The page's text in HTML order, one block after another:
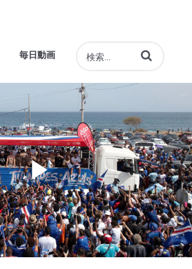
毎日動画 動画の検索語句
Play